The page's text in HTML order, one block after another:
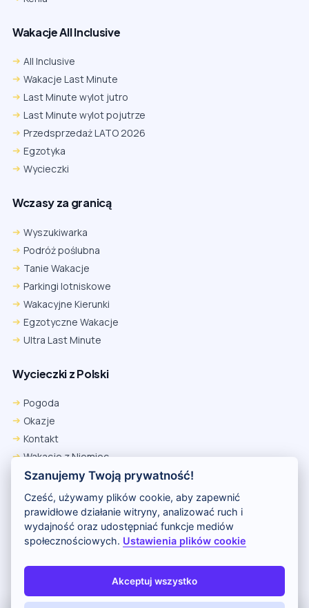
Wakacje All Inclusive
All Inclusive
Wakacje Last Minute
Last Minute wylot jutro
Last Minute wylot pojutrze
Przedsprzedaż LATO 2026
Egzotyka
Wycieczki
Wczasy za granicą
Wyszukiwarka
Podróż poślubna
Tanie Wakacje
Parkingi lotniskowe
Wakacyjne Kierunki
Egzotyczne Wakacje
Ultra Last Minute
Wycieczki z Polski
Pogoda
Okazje
Kontakt
Wakacje z Niemiec
Polityka Prywatności
Wakacje w Egipcie
Rankingi hoteli
Kontakt i reklama
Polityka prywatności
Copyright (c) 2026 Odkryj Wakacje
Szanujemy Twoją prywatność!
Cześć, używamy plików cookie, aby zapewnić
prawidłowe działanie witryny, analizować ruch i
wydajność oraz udostępniać funkcje mediów
społecznościowych. Ustawienia plików cookie
Akceptuj wszystko